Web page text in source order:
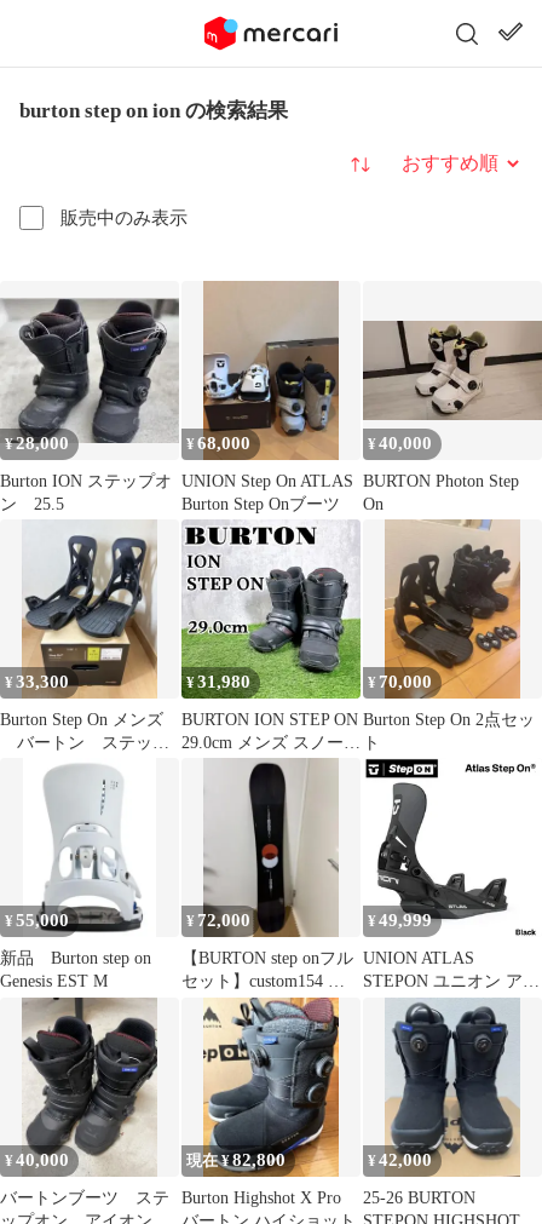
burton step on ion の検索結果
販売中のみ表示
並び替え
¥28,000
Burton ION ステップオ
ン 25.5
¥68,000
UNION Step On ATLAS
Burton Step Onブーツ
¥40,000
BURTON Photon Step
On
¥33,300
Burton Step On メンズ
バートン ステップ
¥31,980
BURTON ION STEP ON
29.0cm メンズ スノーボ
ードブーツ
¥ 70,000
Burton Step On 2点セッ
ト
¥55,000
新品 Burton step on
Genesis EST M
¥ 72,000
【BURTON step onフル
セット】custom154 ＆
ION26cm
¥ 49,999
UNION ATLAS
STEPON ユニオン アト
ラス ステップオン カ
ラー: BLACK バイン
ディング STEP ON /
25-26 2026 UNION日本
正規品 送料無料！
¥40,000
バートンブーツ ステ
現在 ¥82,800
Burton Highshot X Pro
¥42,000
25-26 BURTON